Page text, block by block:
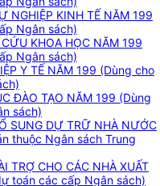
NGHIỆP KINH TẾ NĂM 199
Ngân sách)
KHOA HỌC NĂM 199
Ngân sách)
Y TẾ NĂM 199 (Dùng cho
ĐÀO TẠO NĂM 199 (Dùng
sách)
SUNG DỰ TRỮ NHÀ NƯỚC
thuộc Ngân sách Trung
TRỢ CHO CÁC NHÀ XUẤT
toán các cấp Ngân sách)